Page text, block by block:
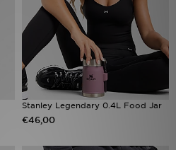
Stanley Legendary 0.4L Food Jar
€46,00